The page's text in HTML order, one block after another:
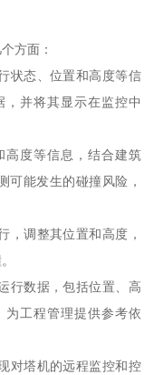
方面：
状态、位置和高度等信
并将其显示在监控中
高度等信息，结合建筑
可能发生的碰撞风险，
，调整其位置和高度，
行数据，包括位置、高
为工程管理提供参考依
对塔机的远程监控和控